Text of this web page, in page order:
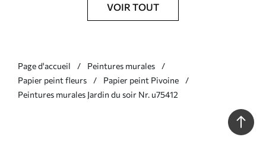
VOIR TOUT
Page d'accueil
Peintures murales
Papier peint fleurs
Papier peint Pivoine
Peintures murales Jardin du soir Nr. u75412